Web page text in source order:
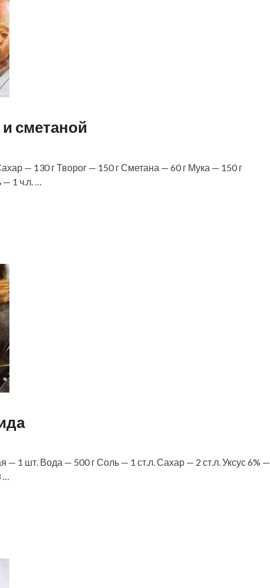
сметаной
— 130 г Творог — 150 г Сметана — 60 г Мука — 150 г
1 ч.л. …
1 шт. Вода — 500 г Соль — 1 ст.л. Сахар — 2 ст.л. Уксус 6% —
…